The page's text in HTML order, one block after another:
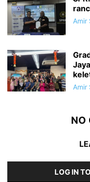
Amir
Amir
NO
LOG IN